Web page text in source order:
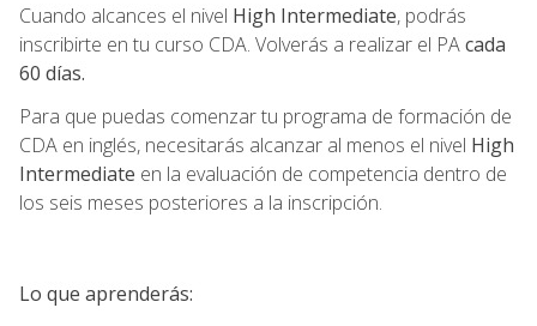
Cuando alcances el nivel High Intermediate, podrás
inscribirte en tu curso CDA. Volverás a realizar el PAcada
60 días.
Para que puedas comenzar tu programa de formación de
CDA en inglés, necesitarás alcanzar al menos el nivel High
Intermediate en la evaluación de competencia dentro de
los seis meses posteriores a la inscripción.
Lo que aprenderás: